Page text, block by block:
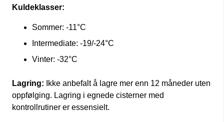
Kuldeklasser:
Sommer: -11°C
Intermediate: -19/-24°C
Vinter: -32°C
Lagring: Ikke anbefalt å lagre mer enn 12 måneder uten
oppfølging. Lagring i egnede cisterner med
kontrollrutiner er essensielt.